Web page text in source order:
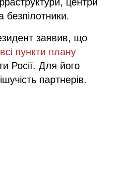
безпілотники.
заявив, що
пункти плану
Росії. Для його
партнерів.